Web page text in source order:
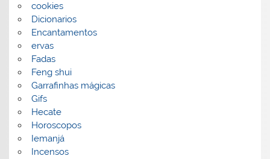
cookies
Dicionarios
Encantamentos
ervas
Fadas
Feng shui
Garrafinhas mágicas
Gifs
Hecate
Horoscopos
Iemanjá
Incensos